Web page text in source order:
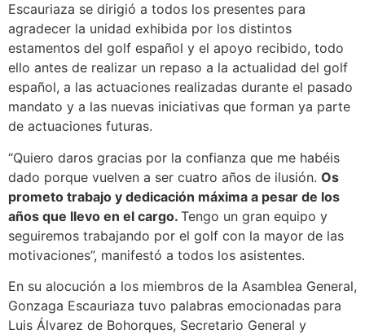
Escauriaza se dirigió a todos los presentes para
agradecer la unidad exhibida por los distintos
estamentos del golf español y el apoyo recibido, todo
ello antes de realizar un repaso a la actualidad del golf
español, a las actuaciones realizadas durante el pasado
mandato y a las nuevas iniciativas que forman ya parte
de actuaciones futuras.
“Quiero daros gracias por la confianza que me habéis
dado porque vuelven a ser cuatro años de ilusión. Os
prometo trabajo y dedicación máxima a pesar de los
años que llevo en el cargo. Tengo un gran equipo y
seguiremos trabajando por el golf con la mayor de las
motivaciones”, manifestó a todos los asistentes.
En su alocución a los miembros de la Asamblea General,
Gonzaga Escauriaza tuvo palabras emocionadas para
Luis Álvarez de Bohorques, Secretario General y